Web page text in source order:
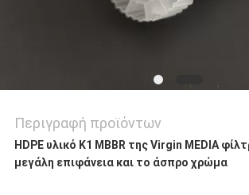
Περιγραφή προϊόντων
HDPE υλικό K1 MBBR της Virgin MEDIA
μεγάλη επιφάνεια και το άσπρο χρώμα